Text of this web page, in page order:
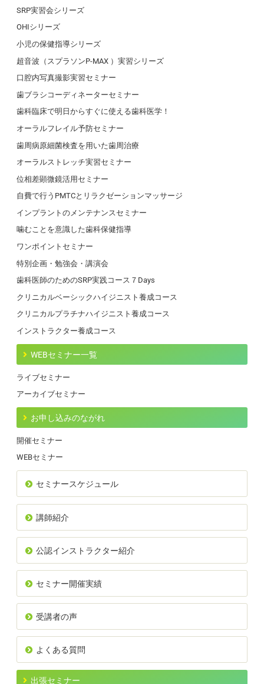
SRP実習会シリーズ
OHIシリーズ
小児の保健指導シリーズ
超音波（スプラソンP-MAX ）実習シリーズ
口腔内写真撮影実習セミナー
歯ブラシコーディネーターセミナー
歯科臨床で明日からすぐに使える歯科医学！
オーラルフレイル予防セミナー
歯周病原細菌検査を用いた歯周治療
オーラルストレッチ実習セミナー
位相差顕微鏡活用セミナー
自費で行うPMTCとリラクゼーションマッサージ
インプラントのメンテナンスセミナー
噛むことを意識した歯科保健指導
ワンポイントセミナー
特別企画・勉強会・講演会
歯科医師のためのSRP実践コース７Days
クリニカルベーシックハイジニスト養成コース
クリニカルプラチナハイジニスト養成コース
インストラクター養成コース
WEBセミナー一覧
ライブセミナー
アーカイブセミナー
お申し込みのながれ
開催セミナー
WEBセミナー
セミナースケジュール
講師紹介
公認インストラクター紹介
セミナー開催実績
受講者の声
よくある質問
出張セミナー